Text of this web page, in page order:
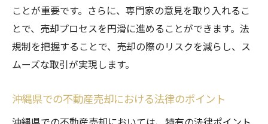
ことが重要です。さらに、専門家の意見を取り入れるこ
とで、売却プロセスを円滑に進めることができます。法
規制を把握することで、売却の際のリスクを減らし、ス
ムーズな取引が実現します。
沖縄県での不動産売却における法律のポイント